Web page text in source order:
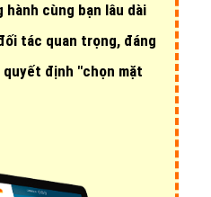
hành cùng bạn lâu dài
tác quan trọng, đáng
định "chọn mặt